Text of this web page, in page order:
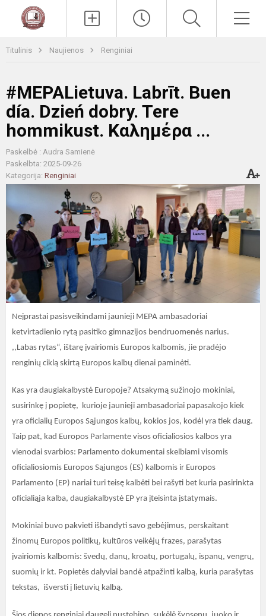
Titulinis Naujienos Renginiai
#MEPALietuva. Labrīt. Buen
día. Dzień dobry. Tere
hommikust. Καλημέρα ...
Paskelbė : Audra Samienė
Paskelbta: 2025-09-26
Kategorija: Renginiai
Neįprastai pasisveikindami jaunieji MEPA ambasadoriai
ketvirtadienio rytą pasitiko gimnazijos bendruomenės narius.
,,Labas rytas“, ištarę įvairiomis Europos kalbomis, jie pradėjo
renginių ciklą skirtą Europos kalbų dienai paminėti.
Kas yra daugiakalbystė Europoje? Atsakymą sužinojo mokiniai,
susirinkę į popietę, kurioje jaunieji ambasadoriai papasakojo kiek
yra oficialių Europos Sąjungos kalbų, kokios jos, kodėl yra tiek daug.
Taip pat, kad Europos Parlamente visos oficialiosios kalbos yra
vienodai svarbios: Parlamento dokumentai skelbiami visomis
oficialiosiomis Europos Sąjungos (ES) kalbomis ir Europos
Parlamento (EP) nariai turi teisę kalbėti bei rašyti bet kuria pasirinkta
oficialiąja kalba, daugiakalbystė EP yra įteisinta įstatymais.
Mokiniai buvo pakvieti išbandyti savo gebėjimus, perskaitant
žinomų Europos politikų, kultūros veikėjų frazes, parašytas
įvairiomis kalbomis: švedų, danų, kroatų, portugalų, ispanų, vengrų,
suomių ir kt. Popietės dalyviai bandė atpažinti kalbą, kuria parašytas
tekstas, išversti į lietuvių kalbą.